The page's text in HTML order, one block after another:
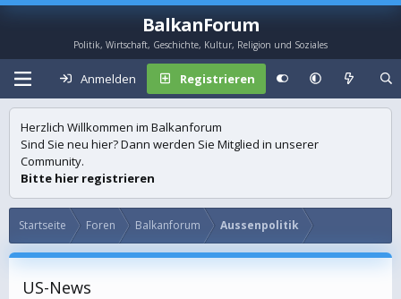
BalkanForum
Politik, Wirtschaft, Geschichte, Kultur, Religion und Soziales
Anmelden Registrieren
Herzlich Willkommen im Balkanforum
Sind Sie neu hier? Dann werden Sie Mitglied in unserer
Community.
Bitte hier registrieren
Startseite Foren Balkanforum Aussenpolitik
US-News